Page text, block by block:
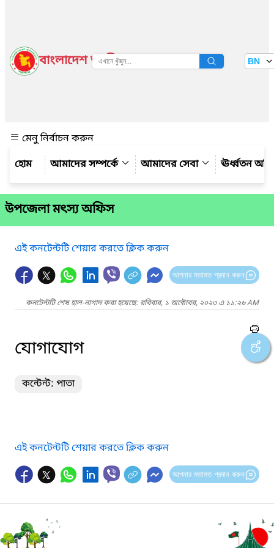
বাংলাদেশ জাতীয় তথ্য বাতায়ন BN
মেনু নির্বাচন করুন
আমাদের সম্পর্কে
আমাদের সেবা ঊর্ধ্বতন
উপজেলা মৎস্য অফিস
এই কনটেন্টটি শেয়ার করতে ক্লিক করুন
আপনার মতামত প্রদান করুন
কনটেন্টটি শেষ হাল-নাগাদ করা হয়েছে: রবিবার, ১ অক্টোবর, ২০২৩ এ ১১:২৬ AM
যোগাযোগ
কন্টেন্ট: পাতা
এই কনটেন্টটি শেয়ার করতে ক্লিক করুন
আপনার মতামত প্রদান করুন